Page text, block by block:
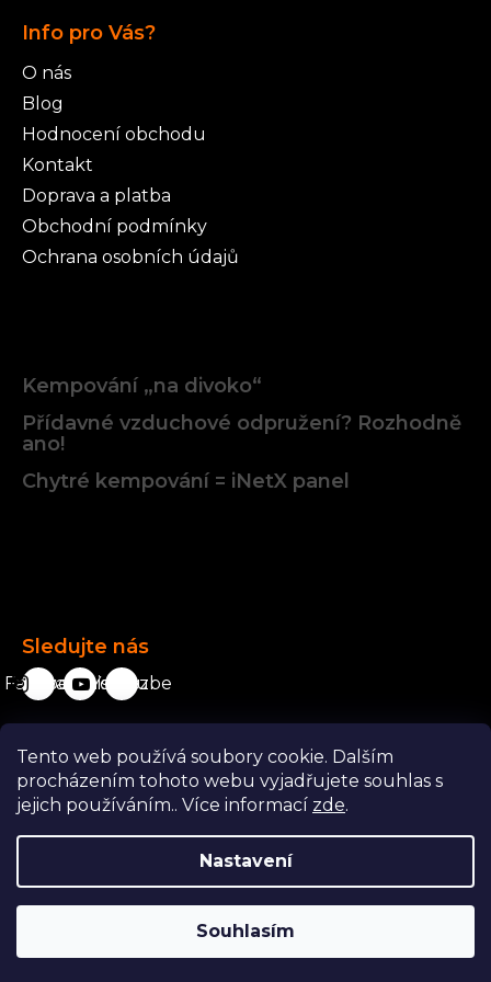
Tento web používá soubory cookie. Dalším
procházením tohoto webu vyjadřujete souhlas s
jejich používáním.. Více informací zde.
Nastavení
Souhlasím
Info pro Vás?
O nás
Blog
Hodnocení obchodu
Kontakt
Doprava a platba
Obchodní podmínky
Ochrana osobních údajů
Kempování „na divoko“
Přídavné vzduchové odpružení? Rozhodně
ano!
Chytré kempování = iNetX panel
Sledujte nás
Facebook
karavanista.cz
YouTube
Odstoupit od smlouvy
Vytvořil Shoptet|ShopCode
Karavanista.cz. Všechna práva vyhrazena.